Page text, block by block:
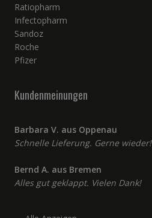
Ratiopharm
Infectopharm
Sandoz
Roche
Pfizer
Kundenmeinungen
Barbara V. aus Oppenau
Schnelle Lieferung. Gerne wieder!
Bernd A. aus Bremen
Alles gut geklappt. Vielen Dank!